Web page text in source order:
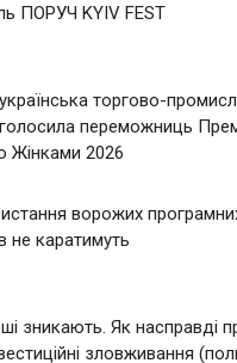
ПОРУЧ KYIV FEST
торгово-
переможниць
Жінками 2026
ворожих
не каратимуть
зникають. Як насправді
зловживання